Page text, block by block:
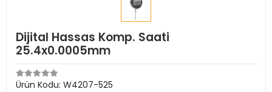
Dijital Hassas Komp. Saati
25.4x0.0005mm
Ürün Kodu: W4207-525